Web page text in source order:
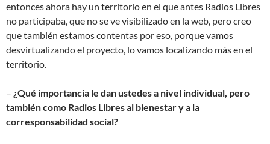
entonces ahora hay un territorio en el que antes Radios Libres
no participaba, que no se ve visibilizado en la web, pero creo
que también estamos contentas por eso, porque vamos
desvirtualizando el proyecto, lo vamos localizando más en el
territorio.
– ¿Qué importancia le dan ustedes a nivel individual, pero
también como Radios Libres al bienestar y a la
corresponsabilidad social?